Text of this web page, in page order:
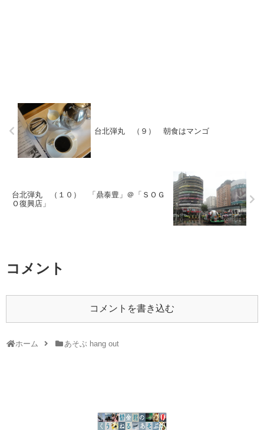
台北弾丸 （９） 朝食はマンゴ
台北弾丸 （１０） 「鼎泰豊」＠「ＳＯＧ
Ｏ復興店」
コメント
コメントを書き込む
ホーム あそぶ hang out